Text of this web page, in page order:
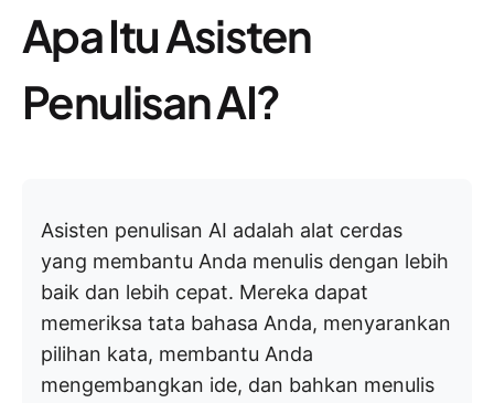
Apa Itu Asisten
Penulisan AI?
Asisten penulisan AI adalah alat cerdas
yang membantu Anda menulis dengan lebih
baik dan lebih cepat. Mereka dapat
memeriksa tata bahasa Anda, menyarankan
pilihan kata, membantu Anda
mengembangkan ide, dan bahkan menulis